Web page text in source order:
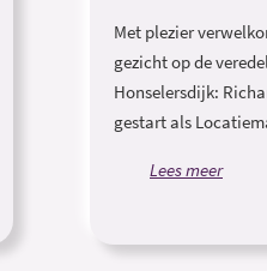
Met plezier
gezicht op de
Honselersdijk:
gestart als
Lees meer